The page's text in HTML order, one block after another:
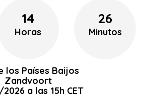
14
Horas
26
Minutos
los Países Baijos
Zandvoort
a las 15h CET